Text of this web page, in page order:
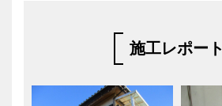
施工レポート